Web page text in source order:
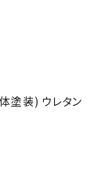
塗装) ウレタン